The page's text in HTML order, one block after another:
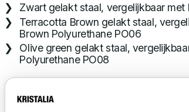
Zwart gelakt staal, vergelijkbaar met
Terracotta Brown gelakt staal,
Brown Polyurethane PO06
Olive green gelakt staal,
Polyurethane PO08